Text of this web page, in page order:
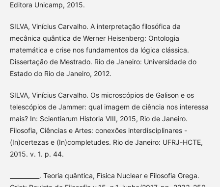
Editora Unicamp, 2015.
SILVA, Vinícius Carvalho. A interpretação filosófica da
mecânica quântica de Werner Heisenberg: Ontologia
matemática e crise nos fundamentos da lógica clássica.
Dissertação de Mestrado. Rio de Janeiro: Universidade do
Estado do Rio de Janeiro, 2012.
SILVA, Vinícius Carvalho. Os microscópios de Galison e os
telescópios de Jammer: qual imagem de ciência nos interessa
mais? In: Scientiarum Historia VIII, 2015, Rio de Janeiro.
Filosofia, Ciências e Artes: conexões interdisciplinares -
(In)certezas e (In)completudes. Rio de Janeiro: UFRJ-HCTE,
2015. v. 1. p. 44.
__________. Teoria quântica, Física Nuclear e Filosofia Grega.